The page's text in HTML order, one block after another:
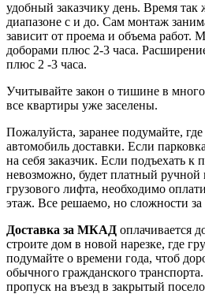
удобный заказчику день. Время так
диапазоне с и до. Сам монтаж
зависит от проема и объема работ.
доборами плюс 2-3 часа.
плюс 2 -3 часа.
Учитывайте закон о тишине в
все квартиры уже заселены.
Пожалуйста, заранее подумайте, где
автомобиль доставки. Если
на себя заказчик. Если подъехать к
невозможно, будет платный ручной
грузового лифта, необходимо
этаж. Все решаемо, но сложности за
Доставка за МКАД оплачивается
строите дом в новой нарезке, где
подумайте о времени года, чтоб
обычного гражданского
пропуск на въезд в закрытый